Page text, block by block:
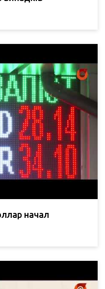
начал